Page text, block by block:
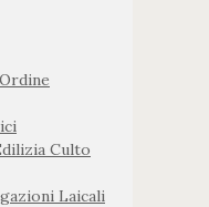
Culto
Laicali